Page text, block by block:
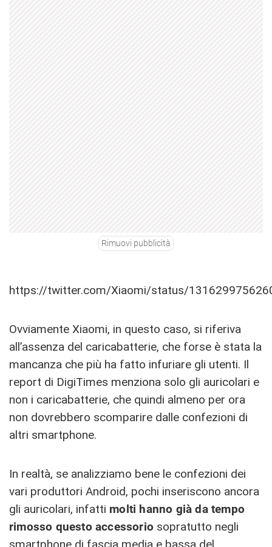
Rimuovi pubblicità
https://twitter.com/Xiaomi/status/
Ovviamente Xiaomi, in questo caso, si riferiva
all’assenza del caricabatterie, che forse è stata la
mancanza che più ha fatto infuriare gli utenti. Il
report di DigiTimes menziona solo gli auricolari e
non i caricabatterie, che quindi almeno per ora
non dovrebbero scomparire dalle confezioni di
altri smartphone.
In realtà, se analizziamo bene le confezioni dei
vari produttori Android, pochi inseriscono ancora
gli auricolari, infatti molti hanno già da tempo
rimosso questo accessorio sopratutto negli